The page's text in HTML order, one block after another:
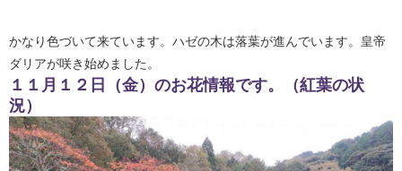
かなり色づいて来ています。ハゼの木は落葉が進んでいます。皇帝
ダリアが咲き始めました。
１１月１２日（金）のお花情報です。（紅葉の状
況）